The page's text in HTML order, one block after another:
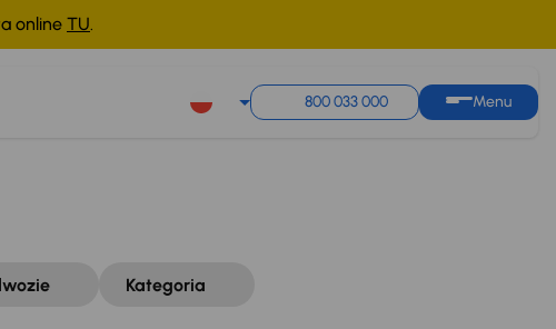
online TU.
800 033 000 Menu
Kategoria